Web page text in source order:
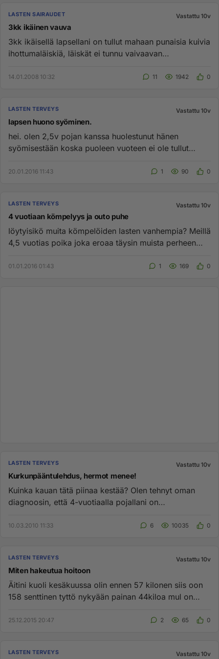
LASTEN SAIRAUDET Vastattu 10v
3kk ikäinen vauva
3kk ikäisellä lapsellani on tullut mahaan punaisia kuivia
ihottumaläiskiä, läiskät ei tunnu vaivaavan
14.01.2008 10:32 11 1942 0
LASTEN TERVEYS Vastattu 10v
lapsen huono syöminen.
hei. olen 2,5v pojan kanssa huolestunut hänen
syömisestään koska puoleen vuoteen ei ole tullut
20.01.2016 11:43 1 90 0
LASTEN TERVEYS Vastattu 10v
4 vuotiaan kömpelyys ja outo puhe
löytyisikö muita kömpelöiden lasten vanhempia? Meillä
4,5 vuotias poika joka eroaa täysin muista perheen
01.01.2016 01:43 1 169 0
LASTEN TERVEYS Vastattu 10v
Kurkunpääntulehdus, hermot menee!
Kuinka kauan tätä piinaa kestää? Olen tehnyt oman
diagnoosin, että 4-vuotiaalla pojallani on
10.03.2010 11:33 6 10035 0
LASTEN TERVEYS Vastattu 10v
Miten hakeutua hoitoon
Äitini kuoli kesäkuussa olin ennen 57 kilonen siis oon
158 senttinen tyttö nykyään painan 44kiloa mul on
25.12.2015 20:47 2 65 0
LASTEN TERVEYS Vastattu 10v